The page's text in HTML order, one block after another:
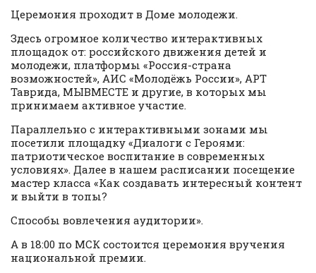
Церемония проходит в Доме молодежи.
Здесь огромное количество интерактивных
площадок от: российского движения детей и
молодежи, платформы «Россия-страна
возможностей», АИС «Молодёжь России», АРТ
Таврида, МЫВМЕСТЕ и другие, в которых мы
принимаем активное участие.
Параллельно с интерактивными зонами мы
посетили площадку «Диалоги с Героями:
патриотическое воспитание в современных
условиях». Далее в нашем расписании посещение
мастер класса «Как создавать интересный контент
и выйти в топы?
Способы вовлечения аудитории».
А в 18:00 по МСК состоится церемония вручения
национальной премии.